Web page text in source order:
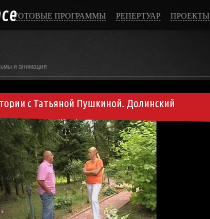
ГОТОВЫЕ ПРОГРАММЫ РЕПЕРТУАР ПРОЕКТЫ
и анимация
с Татьяной Пушкиной. Долинский